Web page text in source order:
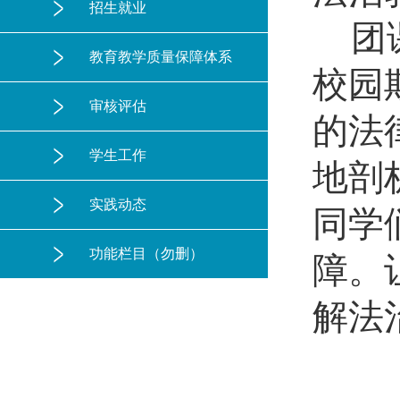
招生就业
教育教学质量保障体系
审核评估
学生工作
实践动态
功能栏目（勿删）
团
校园
的法
地剖
同学
障。
解法